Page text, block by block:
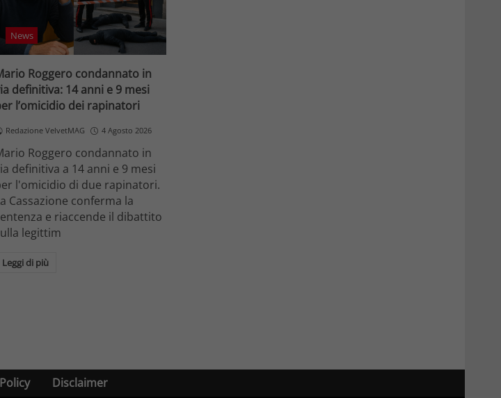
News
Roggero condannato in
definitiva: 14 anni e 9 mesi
l’omicidio dei rapinatori
Redazione VelvetMAG 4 Agosto 2026
Roggero condannato in
definitiva a 14 anni e 9 mesi
l'omicidio di due rapinatori.
Cassazione conferma la
e riaccende il dibattito
legittim
Leggi di più
Disclaimer